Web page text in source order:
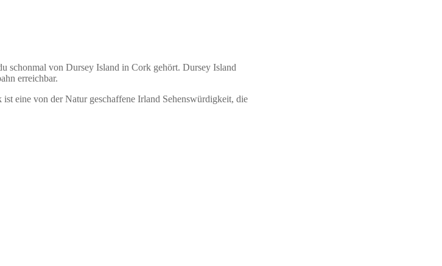
schonmal von Dursey Island in Cork gehört. Dursey Island
erreichbar.
eine von der Natur geschaffene Irland Sehenswürdigkeit, die